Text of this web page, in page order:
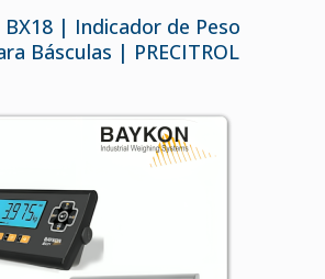
BX18 | Indicador de Peso
Básculas | PRECITROL